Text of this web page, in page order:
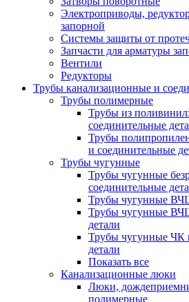
Электроприводы,
запорной
Системы защиты от
Запчасти для арматуры
Вентили
Редукторы
Трубы канализационные и
Трубы полимерные
Трубы из
соединительные
Трубы
и соединительные
Трубы чугунные
Трубы чугунные
соединительные
Трубы чугунные
Трубы чугунные
детали
Трубы чугунные ЧК
детали
Показать все
Канализационные люки
Люки,
полимерные